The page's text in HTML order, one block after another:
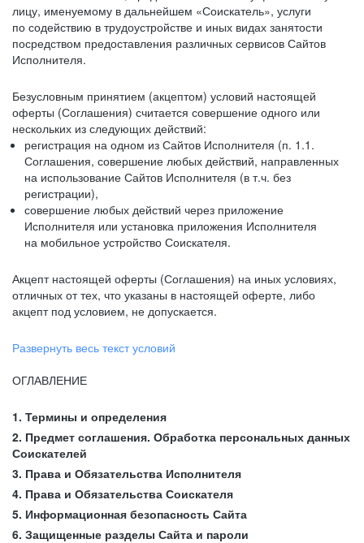
лицу, именуемому в дальнейшем «Соискатель», услуги
по содействию в трудоустройстве и иных видах занятости
посредством предоставления различных сервисов Сайтов
Исполнителя.
Безусловным принятием (акцептом) условий настоящей
оферты (Соглашения) считается совершение одного или
нескольких из следующих действий:
регистрация на одном из Сайтов Исполнителя (п. 1.1.
Соглашения, совершение любых действий, направленных
на использование Сайтов Исполнителя (в т.ч. без
регистрации),
совершение любых действий через приложение
Исполнителя или установка приложения Исполнителя
на мобильное устройство Соискателя.
Акцепт настоящей оферты (Соглашения) на иных условиях,
отличных от тех, что указаны в настоящей оферте, либо
акцепт под условием, не допускается.
Развернуть весь текст условий
ОГЛАВЛЕНИЕ
1. Термины и определения
2. Предмет соглашения. Обработка персональных данных
Соискателей
3. Права и Обязательства Исполнителя
4. Права и Обязательства Соискателя
5. Информационная безопасность Сайта
6. Защищенные разделы Сайта и пароли